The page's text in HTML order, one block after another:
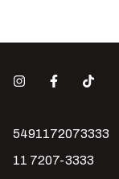
5491172073333
11 7207-3333